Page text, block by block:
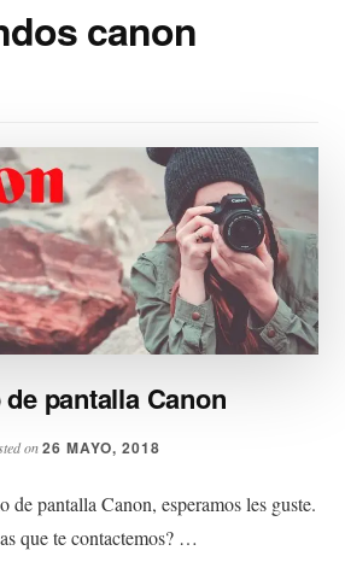
canon
pantalla Canon
on26 MAYO, 2018
de pantalla Canon, esperamos les guste.
que te contactemos? …